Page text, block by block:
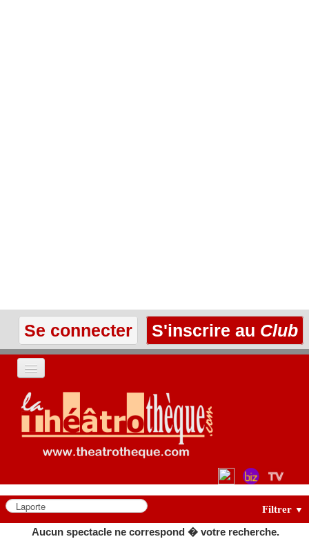
Se connecter S'inscrire au Club
ACCUEIL
LES TEXTES
LES ANNONCES Filtrer ▼
Aucun spectacle ne correspond � votre recherche.